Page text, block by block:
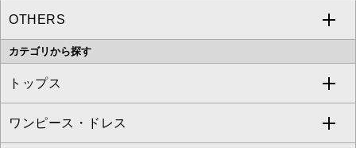
MK MICHEL KLEIN
OFUON le MK
Sybilla
S sybilla
MICHEL KLEIN HOMME
MK MICHEL KLEIN HOMME
a.v.v
OTHERS
MK MICHEL KLEIN BAG
EMILIO ROBBA
BUYERS SELECT
カテゴリから探す
トップス
すべてのトップス
ワンピース・ドレス